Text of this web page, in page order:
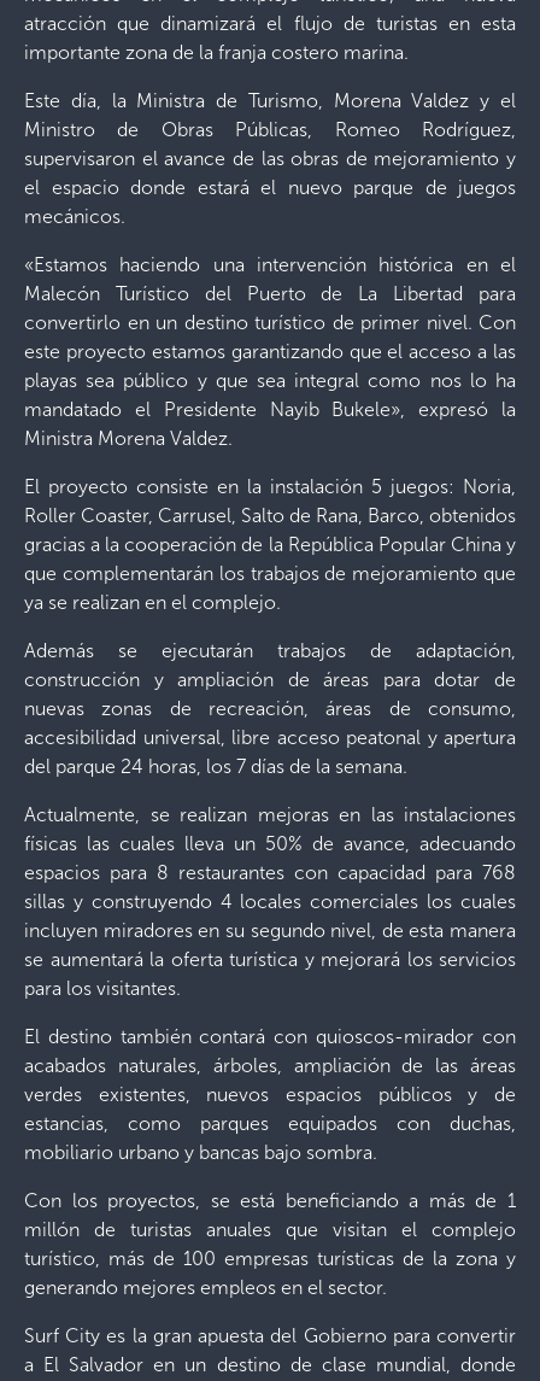
atracción que dinamizará el flujo de turistas en esta
importante zona de la franja costero marina.
Este día, la Ministra de Turismo, Morena Valdez y el
Ministro de Obras Públicas, Romeo Rodríguez,
supervisaron el avance de las obras de mejoramiento y
el espacio donde estará el nuevo parque de juegos
mecánicos.
«Estamos haciendo una intervención histórica en el
Malecón Turístico del Puerto de La Libertad para
convertirlo en un destino turístico de primer nivel. Con
este proyecto estamos garantizando que el acceso a las
playas sea público y que sea integral como nos lo ha
mandatado el Presidente Nayib Bukele», expresó la
Ministra Morena Valdez.
El proyecto consiste en la instalación 5 juegos: Noria,
Roller Coaster, Carrusel, Salto de Rana, Barco, obtenidos
gracias a la cooperación de la República Popular China y
que complementarán los trabajos de mejoramiento que
ya se realizan en el complejo.
Además se ejecutarán trabajos de adaptación,
construcción y ampliación de áreas para dotar de
nuevas zonas de recreación, áreas de consumo,
accesibilidad universal, libre acceso peatonal y apertura
del parque 24 horas, los 7 días de la semana.
Actualmente, se realizan mejoras en las instalaciones
físicas las cuales lleva un 50% de avance, adecuando
espacios para 8 restaurantes con capacidad para 768
sillas y construyendo 4 locales comerciales los cuales
incluyen miradores en su segundo nivel, de esta manera
se aumentará la oferta turística y mejorará los servicios
para los visitantes.
El destino también contará con quioscos-mirador con
acabados naturales, árboles, ampliación de las áreas
verdes existentes, nuevos espacios públicos y de
estancias, como parques equipados con duchas,
mobiliario urbano y bancas bajo sombra.
Con los proyectos, se está beneficiando a más de 1
millón de turistas anuales que visitan el complejo
turístico, más de 100 empresas turísticas de la zona y
generando mejores empleos en el sector.
Surf City es la gran apuesta del Gobierno para convertir
a El Salvador en un destino de clase mundial, donde